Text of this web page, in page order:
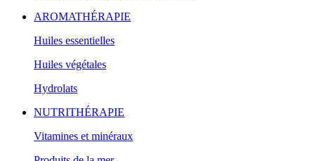
AROMATHÉRAPIE
Huiles essentielles
Huiles végétales
Hydrolats
NUTRITHÉRAPIE
Vitamines et minéraux